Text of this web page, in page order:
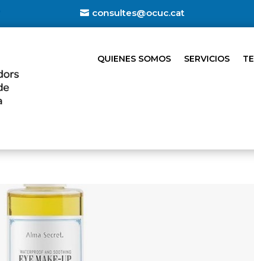
consultes@ocuc.cat
QUIENES SOMOS SERVICIOS